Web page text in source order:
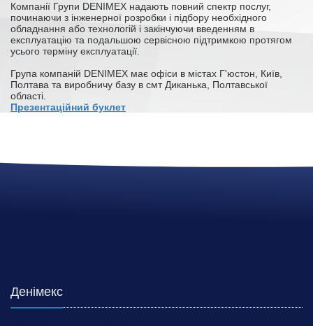
Компанії Групи DENIMEX надають повний спектр послуг,
починаючи з інженерної розробки і підбору необхідного
обладнання або технологій і закінчуючи введенням в
експлуатацію та подальшою сервісною підтримкою протягом
усього терміну експлуатації.
Група компаній DENIMEX має офіси в містах Г'юстон, Київ,
Полтава та виробничу базу в cмт Диканька, Полтавської
області.
Презентаційний буклет
Денімекс